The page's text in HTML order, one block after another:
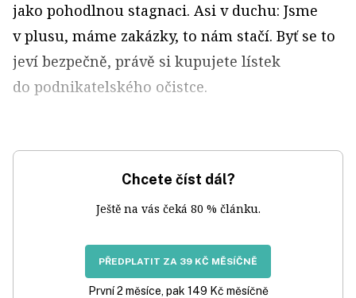
jako pohodlnou stagnaci. Asi v duchu: Jsme
v plusu, máme zakázky, to nám stačí. Byť se to
jeví bezpečně, právě si kupujete lístek
do podnikatelského očistce.
Chcete číst dál?
Ještě na vás čeká 80 % článku.
PŘEDPLATIT ZA 39 KČ MĚSÍČNĚ
První 2 měsíce, pak 149 Kč měsíčně